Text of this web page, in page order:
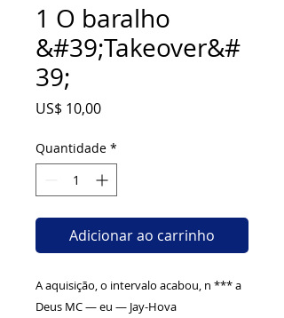
1 O baralho
&#39;Takeover&#
39;
US$ 10,00Preço
Quantidade *
Adicionar ao carrinho
A aquisição, o intervalo acabou, n *** a
Deus MC — eu — Jay-Hova